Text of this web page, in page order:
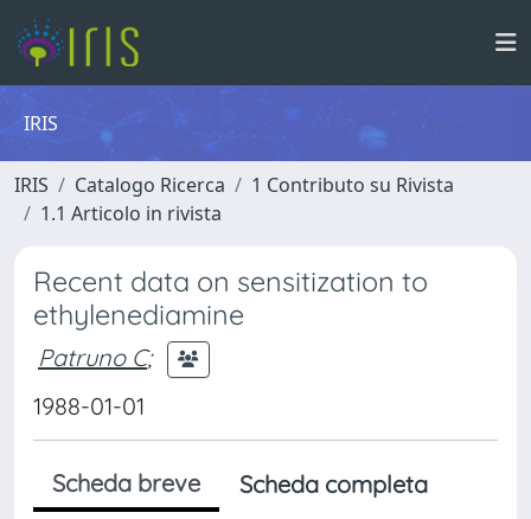
IRIS
IRIS Catalogo Ricerca
1 Contributo su Rivista
1.1 Articolo in rivista
Recent data on sensitization to
ethylenediamine
Patruno C;
1988-01-01
Scheda breve
Scheda completa